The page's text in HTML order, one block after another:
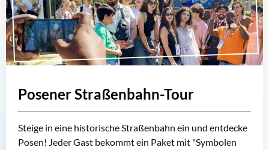
Posener Straßenbahn-Tour
Steige in eine historische Straßenbahn ein und entdecke
Posen! Jeder Gast bekommt ein Paket mit "Symbolen